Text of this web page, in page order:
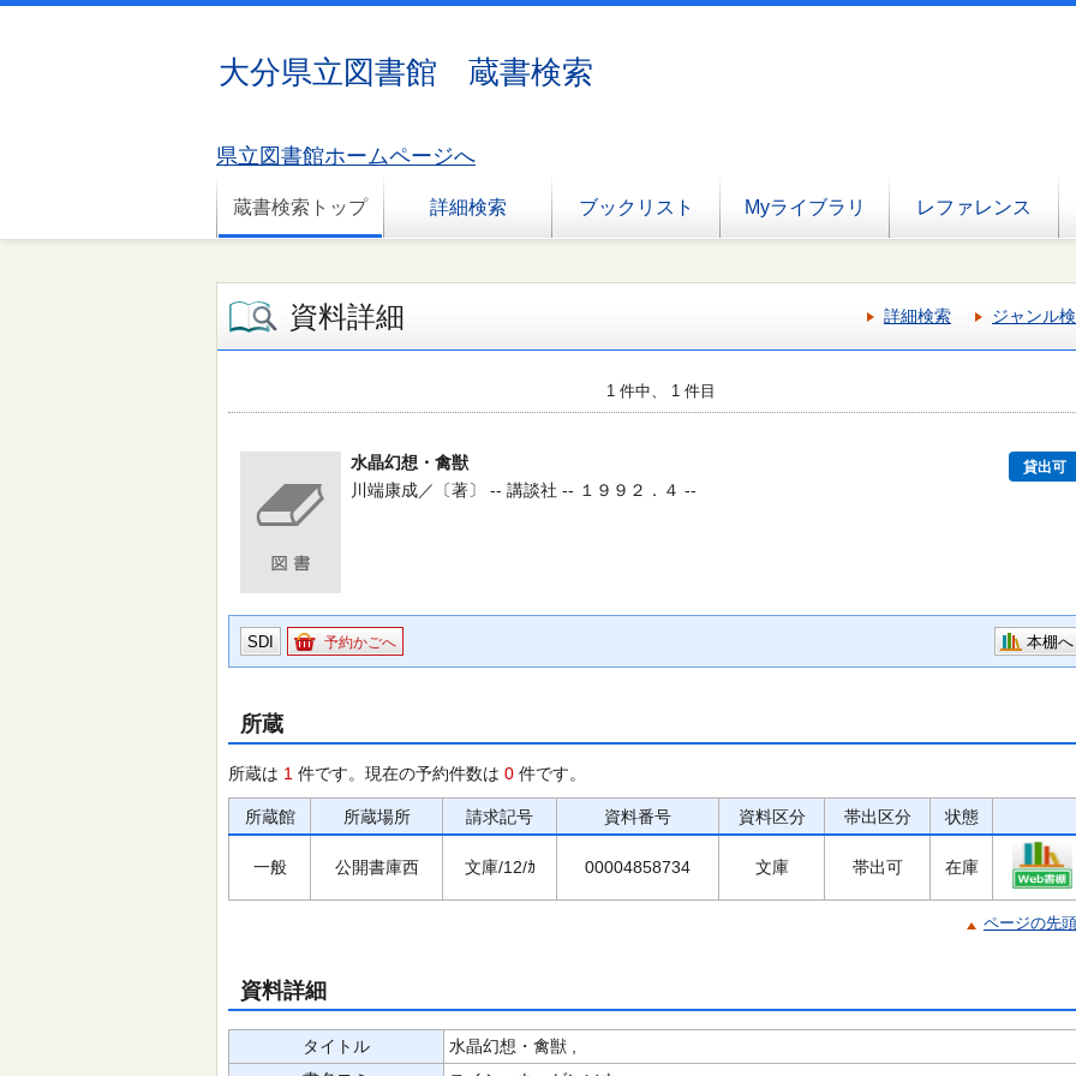
大分県立図書館 蔵書検索
県立図書館ホームページへ
蔵書検索トップ 詳細検索 ブックリスト Myライブラリ レファレンス
資料詳細 詳細検索 ジャンル
1 件中、 1 件目
水晶幻想・禽獣 貸出可
川端康成／〔著〕 -- 講談社 -- １９９２．４ --
SDI 予約かごへ 本棚へ
所蔵
所蔵は 1 件です。現在の予約件数は 0 件です。
所蔵館 所蔵場所 請求記号 資料番号 資料区分 帯出区分 状態
一般 公開書庫西 文庫/12/ｶ 00004858734 文庫 帯出可 在庫
ページの先
資料詳細
タイトル
水晶幻想・禽獣 ,